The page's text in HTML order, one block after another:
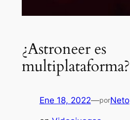
¿Astroneer es
multiplataforma?
Ene 18, 2022—porNeto